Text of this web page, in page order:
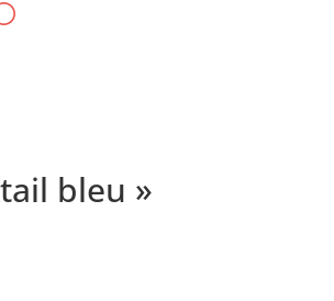
bleu »